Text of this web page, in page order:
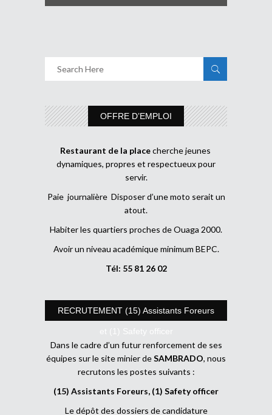
OFFRE D’EMPLOI
Restaurant de la placecherche jeunes
dynamiques, propres et respectueux pour
servir.
Paie journalière Disposer d’une moto serait un
atout.
Habiter les quartiers proches de Ouaga 2000.
Avoir un niveau académique minimum BEPC.
Tél: 55 81 26 02
RECRUTEMENT (15) Assistants Foreurs
et (1) Safety officer
Dans le cadre d’un futur renforcement de ses
équipes sur le site minier deSAMBRADO, nous
recrutons les postes suivants :
(15) Assistants Foreurs, (1) Safety officer
Le dépôt des dossiers de candidature